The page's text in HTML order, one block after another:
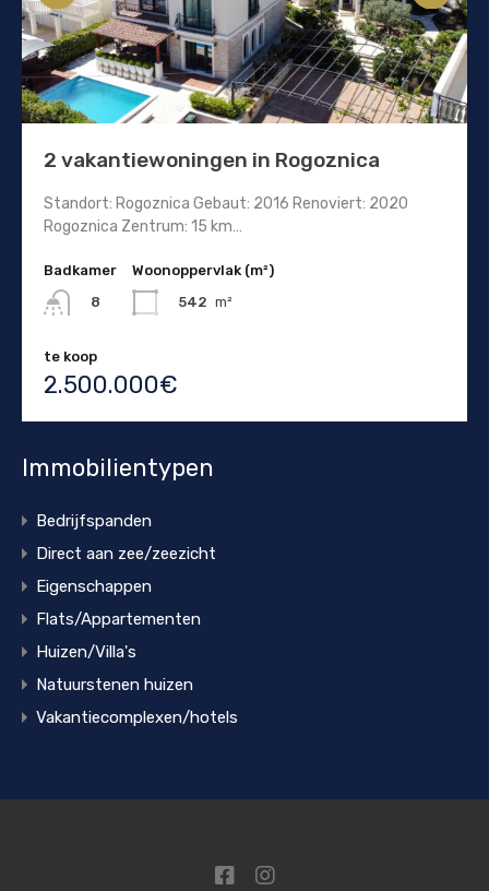
2 vakantiewoningen in Rogoznica
Standort: Rogoznica Gebaut: 2016 Renoviert: 2020
Rogoznica Zentrum: 15 km…
Badkamer
8
Woonoppervlak (m²)
542 m²
te koop
2.500.000€
Immobilientypen
Bedrijfspanden
Direct aan zee/zeezicht
Eigenschappen
Flats/Appartementen
Huizen/Villa's
Natuurstenen huizen
Vakantiecomplexen/hotels